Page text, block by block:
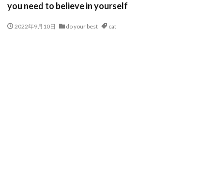
you need to believe in yourself
2022年9月10日 do your best cat